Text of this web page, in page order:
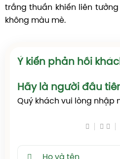
trắng thuần khiến liên
không màu mè.
Ý kiến phản hồi
Hãy là người đầu
Quý khách vui lòng nhập